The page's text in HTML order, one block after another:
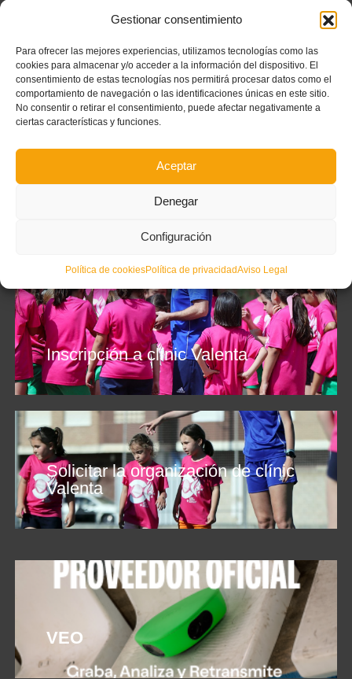
Gestionar consentimiento
Para ofrecer las mejores experiencias, utilizamos tecnologías como las
cookies para almacenar y/o acceder a la información del dispositivo. El
consentimiento de estas tecnologías nos permitirá procesar datos como el
comportamiento de navegación o las identificaciones únicas en este sitio.
No consentir o retirar el consentimiento, puede afectar negativamente a
ciertas características y funciones.
Aceptar
Denegar
Configuración
Política de cookiesPolítica de privacidadAviso Legal
Inscripción a clínic Valenta
Solicitar la organización de clínic
Valenta
VEO